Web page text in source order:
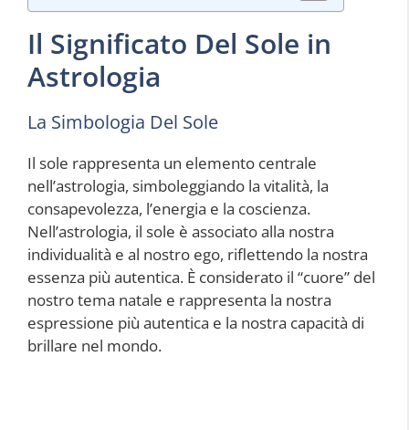
Il Significato Del Sole in
Astrologia
La Simbologia Del Sole
Il sole rappresenta un elemento centrale
nell’astrologia, simboleggiando la vitalità, la
consapevolezza, l’energia e la coscienza.
Nell’astrologia, il sole è associato alla nostra
individualità e al nostro ego, riflettendo la nostra
essenza più autentica. È considerato il “cuore” del
nostro tema natale e rappresenta la nostra
espressione più autentica e la nostra capacità di
brillare nel mondo.